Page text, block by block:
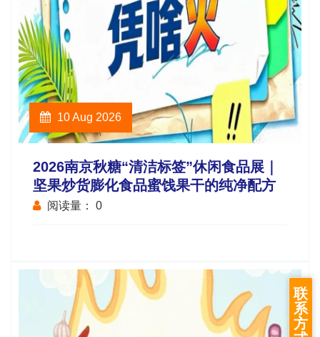
10 Aug 2026
2026南京秋糖“清洁标签”休闲食品展｜
坚果炒货膨化食品蜜饯果干的纯净配方
阅读量： 0
联
系
方